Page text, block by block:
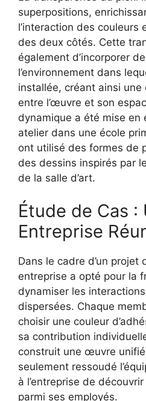
superpositions,
l’interaction des couleurs
des deux côtés. Cette
également d’incorporer
l’environnement dans
installée, créant ainsi une
entre l’œuvre et son
dynamique a été mise en
atelier dans une école
ont utilisé des formes de
des dessins inspirés par
de la salle d’art.
Étude de Cas :
Entreprise
Dans le cadre d’un
entreprise a opté pour la
dynamiser les
dispersées. Chaque
choisir une couleur
sa contribution
construit une œuvre
seulement ressoudé
à l’entreprise de
parmi ses employés.